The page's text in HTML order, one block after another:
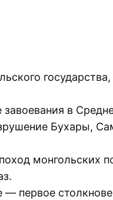
в
Бухары,
монгольских
первое